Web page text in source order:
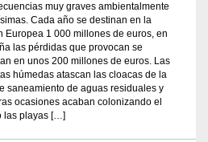
muy graves ambientalmente
Cada año se destinan en la
Europea 1 000 millones de euros, en
las pérdidas que provocan se
en unos 200 millones de euros. Las
húmedas atascan las cloacas de la
saneamiento de aguas residuales y
ocasiones acaban colonizando el
las playas […]